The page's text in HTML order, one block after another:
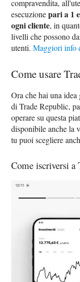
compravendita,
esecuzionepari a 1
ogni cliente, in
livelli che possono
utenti.Maggiori info
Come usare
Ora che hai una
di Trade Republic,
operare su questa
disponibile anche la
tu puoi scegliere
Come iscriversi a